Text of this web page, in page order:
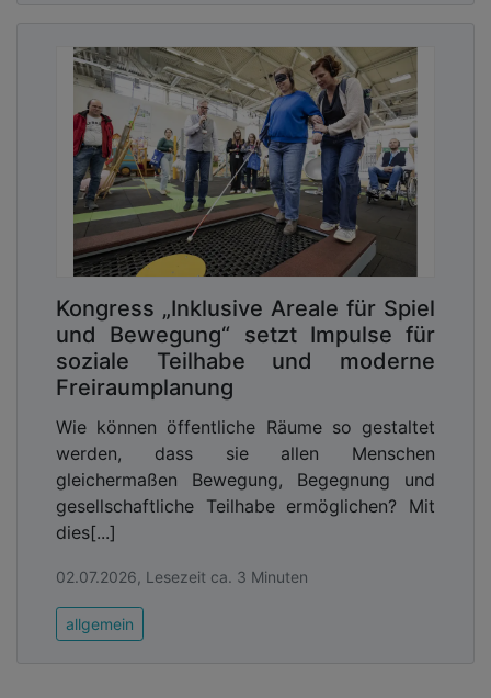
Kongress „Inklusive Areale für Spiel
und Bewegung“ setzt Impulse für
soziale Teilhabe und moderne
Freiraumplanung
Wie können öffentliche Räume so gestaltet
werden, dass sie allen Menschen
gleichermaßen Bewegung, Begegnung und
gesellschaftliche Teilhabe ermöglichen? Mit
dies[...]
02.07.2026, Lesezeit ca. 3 Minuten
allgemein